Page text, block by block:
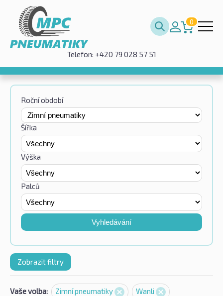
0
Telefon: +420 79 028 57 51
Roční období
Šířka
Výška
Palců
Vyhledávání
Zobrazit filtry
Vaše volba: Zimní pneumatiky Wanli